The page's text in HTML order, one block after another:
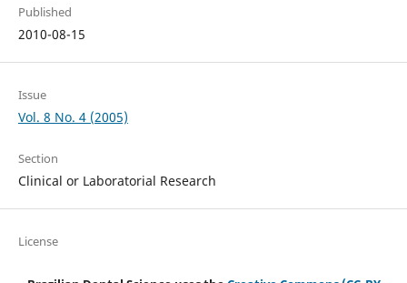
Published
2010-08-15
Issue
Vol. 8 No. 4 (2005)
Section
Clinical or Laboratorial Research
License